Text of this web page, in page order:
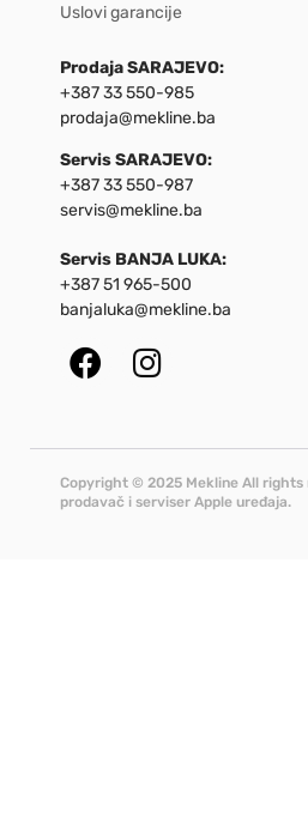
Uslovi garancije
Prodaja SARAJEVO:
+387 33 550-985
prodaja@mekline.ba
Servis SARAJEVO:
+387 33 550-987
servis@mekline.ba
Servis BANJA LUKA:
+387 51 965-500
banjaluka@mekline.ba
Copyright © 2025 Mekline All rights
prodavač i serviser Apple uređaja.